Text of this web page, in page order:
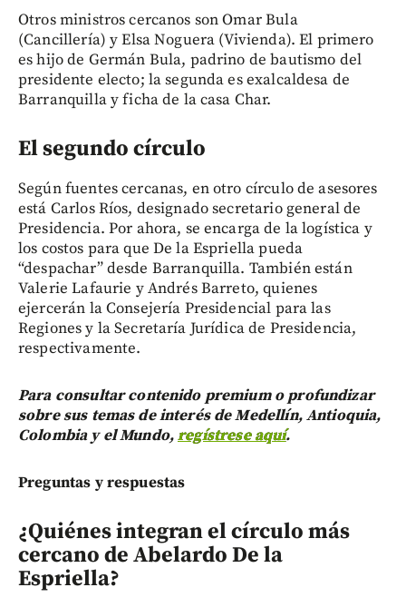
Otros ministros cercanos son Omar Bula
(Cancillería) y Elsa Noguera (Vivienda). El primero
es hijo de Germán Bula, padrino de bautismo del
presidente electo; la segunda es exalcaldesa de
Barranquilla y ficha de la casa Char.
El segundo círculo
Según fuentes cercanas, en otro círculo de asesores
está Carlos Ríos, designado secretario general de
Presidencia. Por ahora, se encarga de la logística y
los costos para que De la Espriella pueda
“despachar” desde Barranquilla. También están
Valerie Lafaurie y Andrés Barreto, quienes
ejercerán la Consejería Presidencial para las
Regiones y la Secretaría Jurídica de Presidencia,
respectivamente.
Para consultar contenido premium o profundizar
sobre sus temas de interés de Medellín, Antioquia,
Colombia y el Mundo,regístrese aquí.
Preguntas y respuestas
¿Quiénes integran el círculo más
cercano de Abelardo De la
Espriella?